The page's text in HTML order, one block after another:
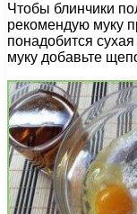
Чтобы блинчики
рекомендую муку
понадобится
муку добавьте